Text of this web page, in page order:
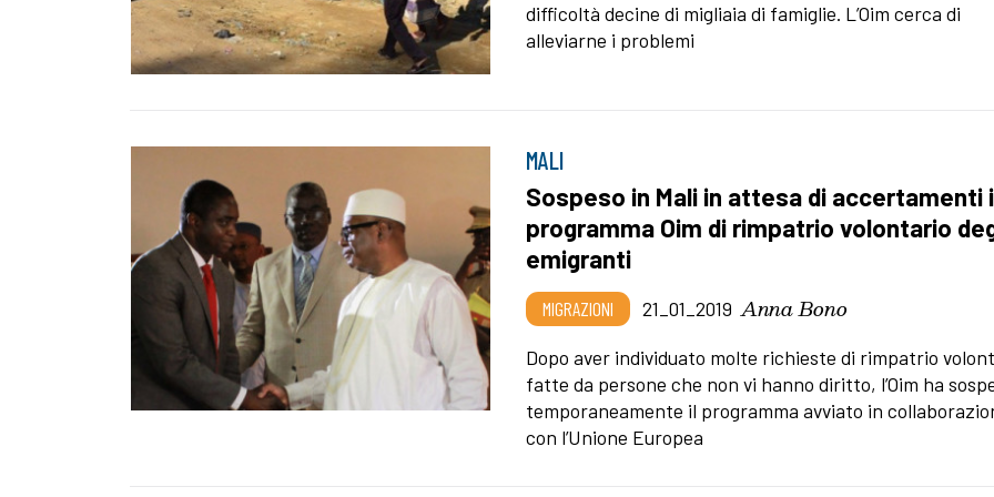
difficoltà decine di migliaia di famiglie. L’Oim cerca di
alleviarne i problemi
MALI
Sospeso in Mali in attesa di accertamenti
programma Oim di rimpatrio volontario
emigranti
MIGRAZIONI 21_01_2019 Anna Bono
Dopo aver individuato molte richieste di rimpatrio
fatte da persone che non vi hanno diritto, l’Oim ha
temporaneamente il programma avviato in
con l’Unione Europea